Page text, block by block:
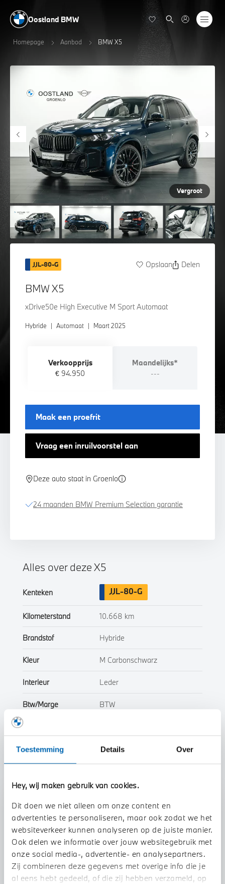
Toestemming Details Over
Hey, wij maken gebruik van cookies.
Dit doen we niet alleen om onze content en
advertenties te personaliseren, maar ook zodat we het
websiteverkeer kunnen analyseren op de juiste manier.
Ook delen we informatie over jouw websitegebruik met
onze social media-, advertentie- en analysepartners.
Zij combineren deze gegevens met overige info die je
al eens hebt gedeeld, of die zij hebben verzameld, op
Oostland BMW
Homepage Aanbod BMW X5
Vergroot
JJL-80-G Opslaan Delen
BMW X5
xDrive50e High Executive M Sport Automaat
Hybride | Automaat | Maart 2025
Verkoopprijs
€ 94.950
Maandelijks*
---
Maak een proefrit
Vraag een inruilvoorstel aan
Deze auto staat in Groenlo
24 maanden BMW Premium Selection garantie
Uw auto inruilen?
Alles over deze X5
Kenteken JJL-80-G
Kilometerstand 10.668 km
Brandstof Hybride
Kleur M Carbonschwarz
Interieur Leder
Btw/Marge BTW